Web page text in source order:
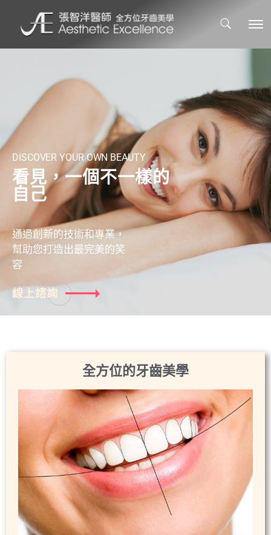
DISCOVER YOUR OWN BEAUTY
看見，一個不一樣的
自己
通過創新的技術和專業，
幫助您打造出最完美的笑
容
線上諮詢
全方位的牙齒美學